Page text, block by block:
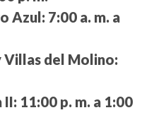
Azul: 7:00 a. m. a
Villas del Molino:
II: 11:00 p. m. a 1:00